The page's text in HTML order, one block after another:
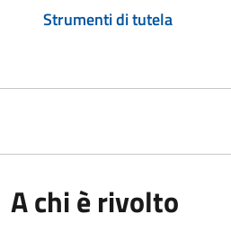
Strumenti di tutela
A chi è rivolto